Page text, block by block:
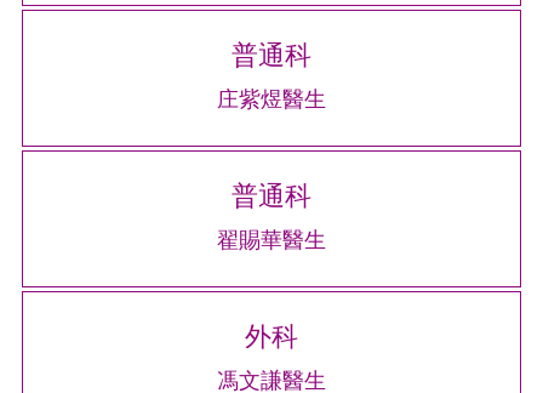
普通科
庄紫煜醫生
普通科
翟賜華醫生
外科
馮文謙醫生